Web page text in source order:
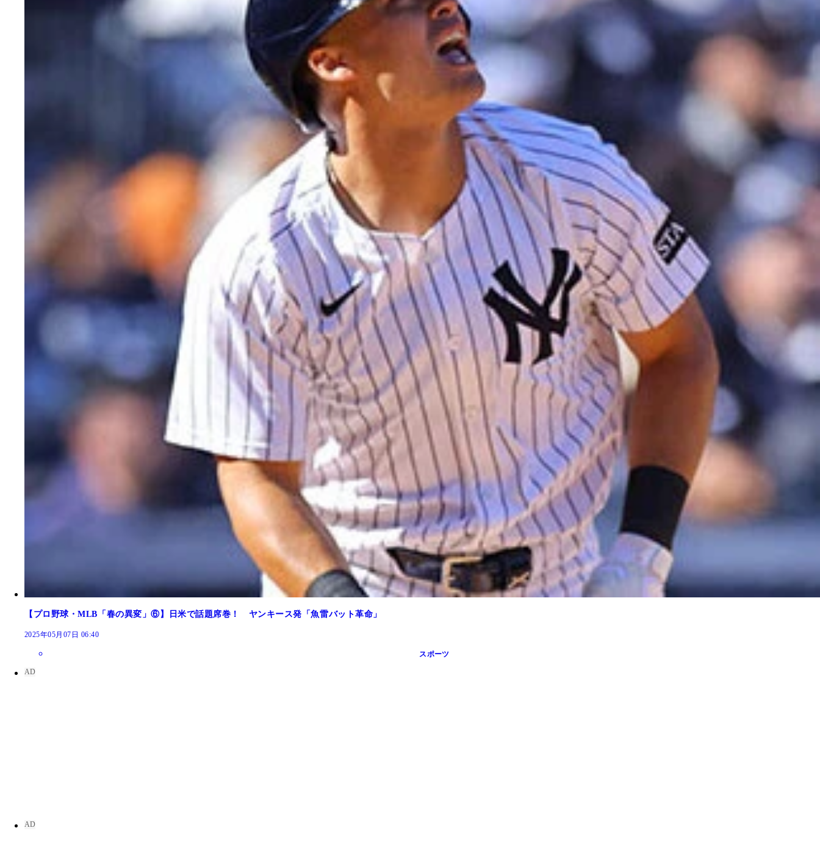
昨季デビューして新人王に輝いたスキーンズ（パイレーツ）。4月のドジャース戦では山本に投げ勝った
【プロ野球・MLB「春の異変」⑥】日米で話題席巻！ ヤンキース発「魚雷バット革命」
2025年05月07日 06:40
スポーツ